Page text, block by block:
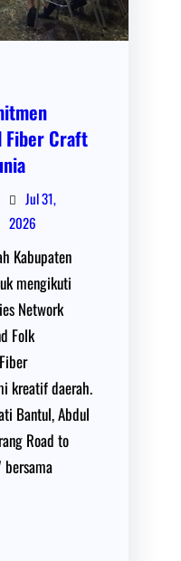
Fiber Craft
Jul 31,
2026
Kabupaten
mengikuti
Network
Folk
kreatif daerah.
Bantul, Abdul
Road to